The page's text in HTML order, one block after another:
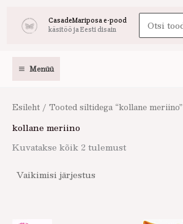
CasadeMariposa e-pood
käsitöö ja Eesti disain
Search
for:
Menüü
Esileht / Tooted siltidega “kollane meriino”
kollane meriino
Kuvatakse kõik 2 tulemust